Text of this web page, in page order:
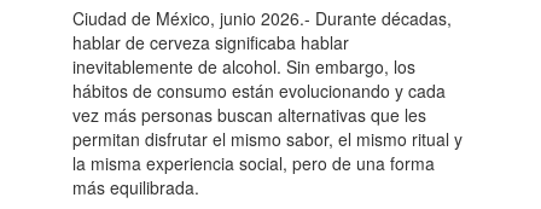
Ciudad de México, junio 2026.- Durante décadas,
hablar de cerveza significaba hablar
inevitablemente de alcohol. Sin embargo, los
hábitos de consumo están evolucionando y cada
vez más personas buscan alternativas que les
permitan disfrutar el mismo sabor, el mismo ritual y
la misma experiencia social, pero de una forma
más equilibrada.